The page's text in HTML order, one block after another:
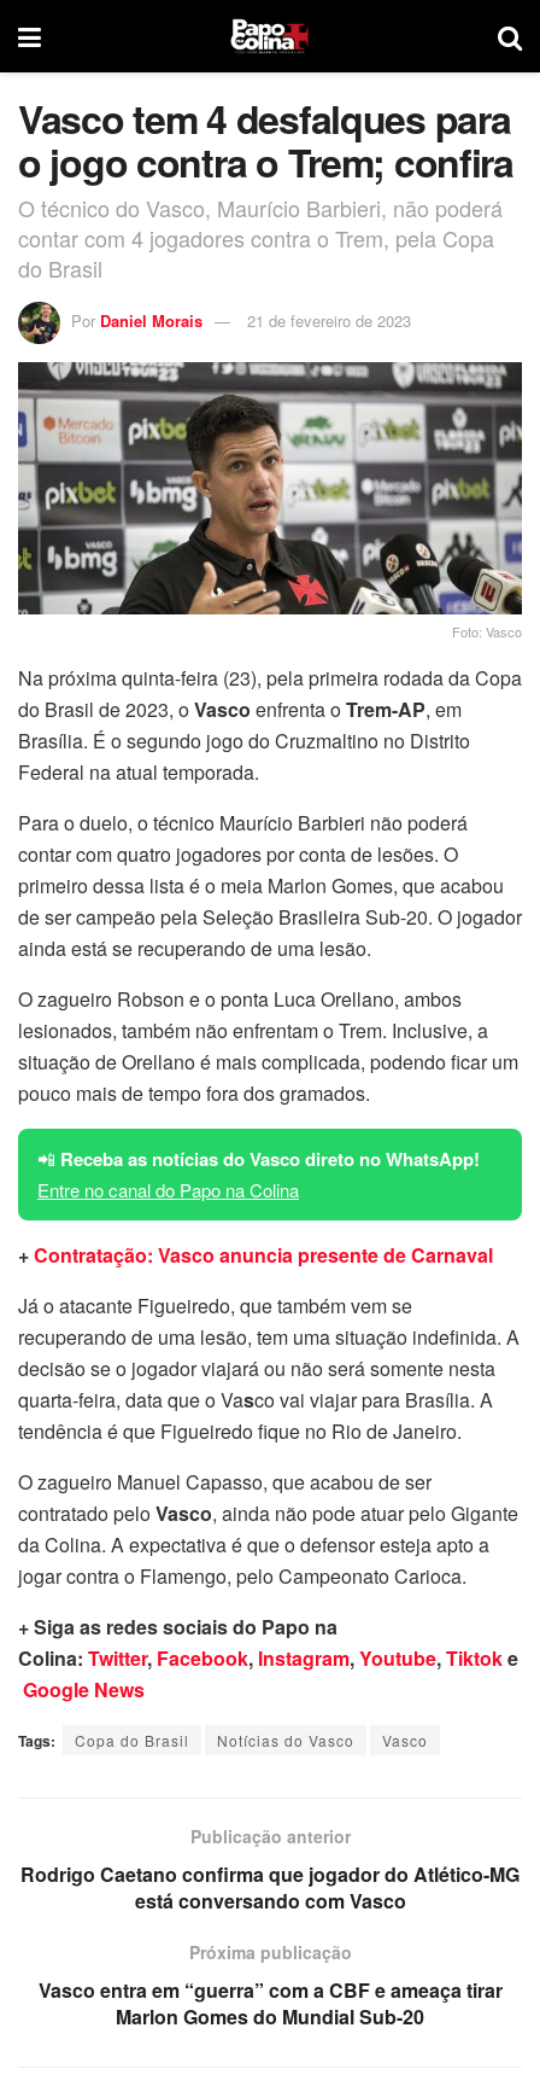
Vasco tem 4 desfalques para
o jogo contra o Trem; confira
O técnico do Vasco, Maurício Barbieri, não poderá
contar com 4 jogadores contra o Trem, pela Copa
do Brasil
Por Daniel Morais 21 de fevereiro de 2023
Foto: Vasco
Na próxima quinta-feira (23), pela primeira rodada da Copa
do Brasil de 2023, oVasco enfrenta oTrem-AP, em
Brasília. É o segundo jogo do Cruzmaltino no Distrito
Federal na atual temporada.
Para o duelo, o técnico Maurício Barbieri não poderá
contar com quatro jogadores por conta de lesões. O
primeiro dessa lista é o meia Marlon Gomes, que acabou
de ser campeão pela Seleção Brasileira Sub-20. O jogador
ainda está se recuperando de uma lesão.
O zagueiro Robson e o ponta Luca Orellano, ambos
lesionados, também não enfrentam o Trem. Inclusive, a
situação de Orellano é mais complicada, podendo ficar um
pouco mais de tempo fora dos gramados.
📲 Receba as notícias do Vasco direto no WhatsApp!
Entre no canal do Papo na Colina
+Contratação: Vasco anuncia presente de Carnaval
Já o atacante Figueiredo, que também vem se
recuperando de uma lesão, tem uma situação indefinida. A
decisão se o jogador viajará ou não será somente nesta
quarta-feira, data que o Vasco vai viajar para Brasília. A
tendência é que Figueiredo fique no Rio de Janeiro.
O zagueiro Manuel Capasso, que acabou de ser
contratado peloVasco, ainda não pode atuar pelo Gigante
da Colina. A expectativa é que o defensor esteja apto a
jogar contra o Flamengo, pelo Campeonato Carioca.
+ Siga as redes sociais do Papo na
Colina: Twitter, Facebook, Instagram,Youtube,Tiktoke
Google News
Tags: Copa do Brasil Notícias do Vasco Vasco
Publicação anterior
Rodrigo Caetano confirma que jogador do Atlético-MG
está conversando com Vasco
Próxima publicação
Vasco entra em “guerra” com a CBF e ameaça tirar
Marlon Gomes do Mundial Sub-20